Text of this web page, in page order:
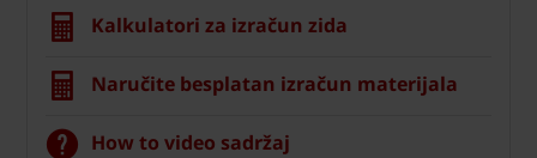
Kalkulatori za izračun zida
Naručite besplatan izračun materijala
How to video sadržaj